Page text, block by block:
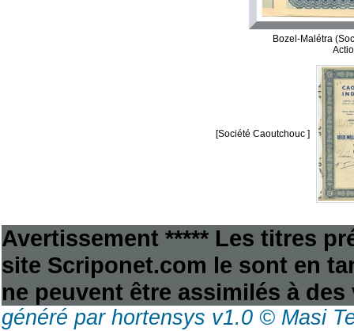
Bozel-Malétra
[Société Caoutchouc ]
Avertissement ***** Les titres
site Scriponet.com le sont en
ne peuvent être assimilés à
généré par hortensys v1.0 © Masi